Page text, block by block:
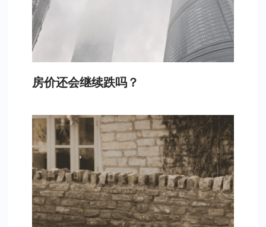
房价还会继续跌吗？